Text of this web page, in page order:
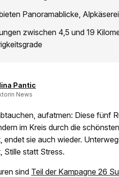
Panoramablicke,
zwischen 4,5 und 19
Pantic
News
aufatmen: Diese fünf
im Kreis durch die
endet sie auch wieder.
Stille statt Stress.
sind Teil der Kampagne 26